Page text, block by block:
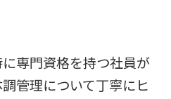
専門資格を持つ社員が
管理について丁寧にヒ